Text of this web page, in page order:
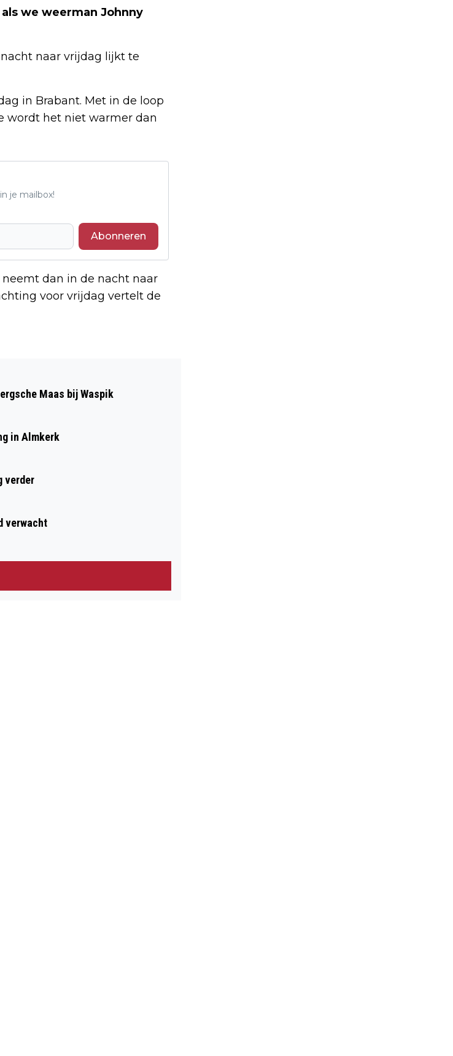
we weerman Johnny
naar vrijdag lijkt te
in Brabant. Met in de loop
wordt het niet warmer dan
je mailbox!
Abonneren
dan in de nacht naar
voor vrijdag vertelt de
IN VEEN
Maas bij Waspik
in Almkerk
verder
verwacht